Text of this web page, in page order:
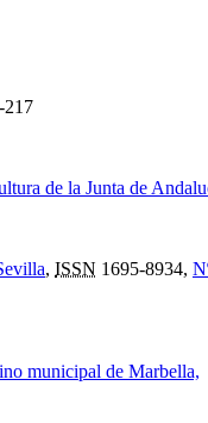
217
de la Junta de
, ISSN 1695-8934,
municipal de Marbella,